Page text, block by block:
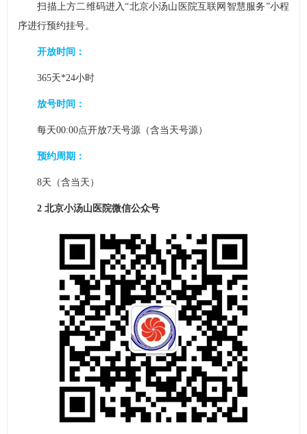
扫描上方二维码进入“北京小汤山医院互联网智慧服务”小程
序进行预约挂号。
开放时间：
365天*24小时
放号时间：
每天00:00点开放7天号源（含当天号源）
预约周期：
8天（含当天）
2 北京小汤山医院微信公众号